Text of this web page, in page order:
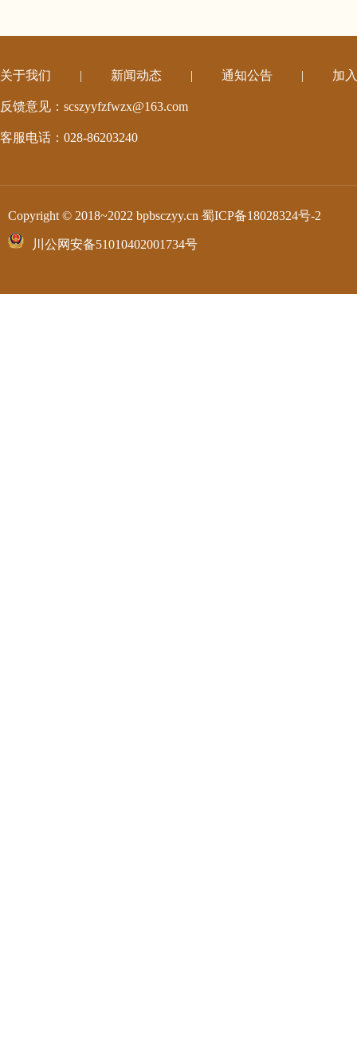
关于我们 | 新闻动态 | 通知公告 | 加
反馈意见：scszyyfzfwzx@163.com
客服电话：028-86203240
Copyright © 2018~2022 bpbsczyy.cn 蜀ICP备18028324号-2
川公网安备51010402001734号